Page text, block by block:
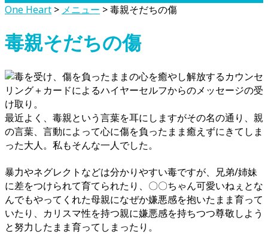
One Heart > メニュー >毒親そだちの傷
毒親そだちの傷
最近よく、毒親という言葉を耳にしますがその名の通り、親
の言葉、言動によって心に傷を負ったまま癒えずにきてしま
った大人。私もそんな一人でした。
暴力やネグレクトなどは分かりやすい毒ですが、兄弟/姉妹
に差をつけられて育てられたり、〇〇ちゃん可愛いねぇとな
んでもやってくれた母親になぜか嫌悪感を抱いたまま育って
いたり、カリスマ性を持つ親に嫌悪感を持ちつつ尊敬しよう
と努力したまま育ってしまったり。